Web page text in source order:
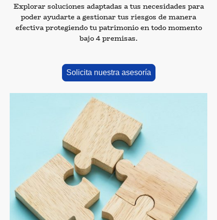
Explorar soluciones adaptadas a tus necesidades para
poder ayudarte a gestionar tus riesgos de manera
efectiva protegiendo tu patrimonio en todo momento
bajo 4 premisas.
Solicita nuestra asesoría